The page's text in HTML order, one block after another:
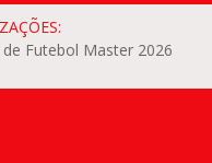
Futebol Master 2026